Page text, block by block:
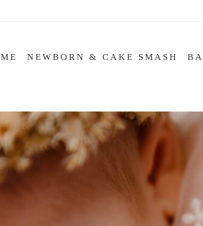
NEWBORN & CAKE SMASH